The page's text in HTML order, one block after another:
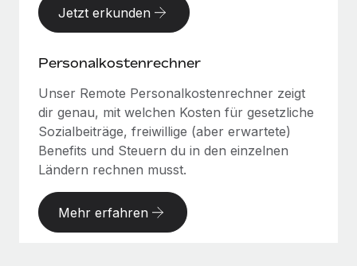
Jetzt erkunden
Personalkostenrechner
Unser Remote Personalkostenrechner zeigt
dir genau, mit welchen Kosten für gesetzliche
Sozialbeiträge, freiwillige (aber erwartete)
Benefits und Steuern du in den einzelnen
Ländern rechnen musst.
Mehr erfahren